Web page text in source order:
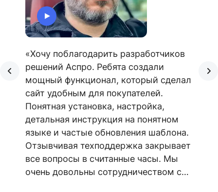
«Хочу поблагодарить разработчиков
решений Аспро. Ребята создали
мощный функционал, который сделал
сайт удобным для покупателей.
Понятная установка, настройка,
детальная инструкция на понятном
языке и частые обновления шаблона.
Отзывчивая техподдержка закрывает
все вопросы в считанные часы. Мы
очень довольны сотрудничеством с